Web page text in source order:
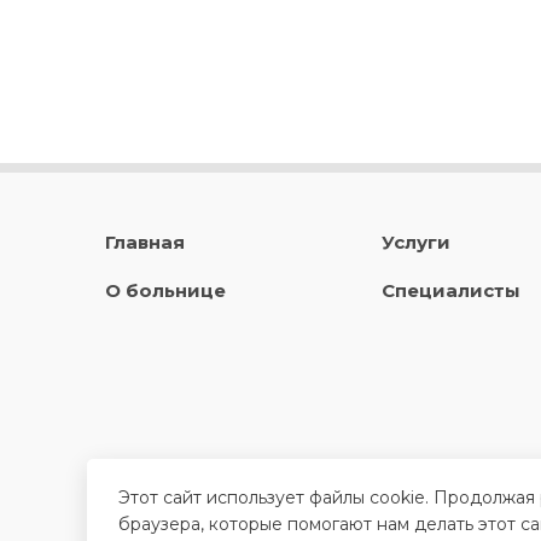
Главная
О больнице
Услуги
Специалисты
Этот сайт использует файлы cookie.
браузера, которые помогают нам делать этот